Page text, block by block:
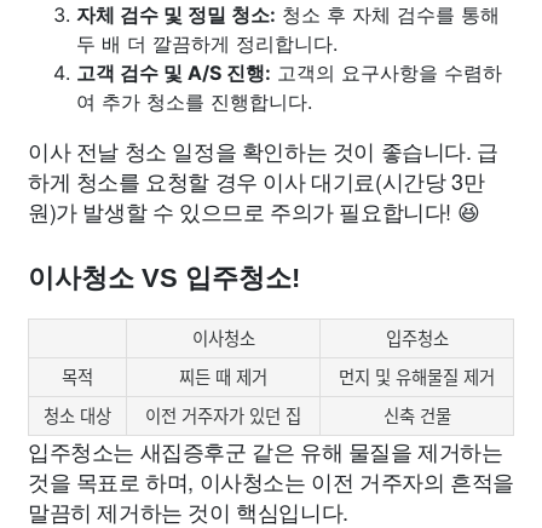
자체 검수 및 정밀 청소: 청소 후 자체 검수를 통해
두 배 더 깔끔하게 정리합니다.
고객 검수 및 A/S 진행: 고객의 요구사항을 수렴하
여 추가 청소를 진행합니다.
이사 전날 청소 일정을 확인하는 것이 좋습니다. 급
하게 청소를 요청할 경우 이사 대기료(시간당 3만
원)가 발생할 수 있으므로 주의가 필요합니다! 😆
이사청소 VS 입주청소!
이사청소
입주청소
목적
찌든 때 제거
먼지 및 유해물질 제거
청소 대상
이전 거주자가 있던 집 신축 건물
입주청소는 새집증후군 같은 유해 물질을 제거하는
것을 목표로 하며, 이사청소는 이전 거주자의 흔적을
말끔히 제거하는 것이 핵심입니다.